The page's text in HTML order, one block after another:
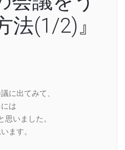
法(1/2)』
に出てみて、
は
いました。
ます。